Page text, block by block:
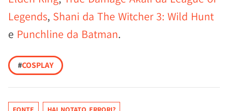
Legends, Shani da The Witcher 3: Wild Hunt
e Punchline da Batman.
#COSPLAY